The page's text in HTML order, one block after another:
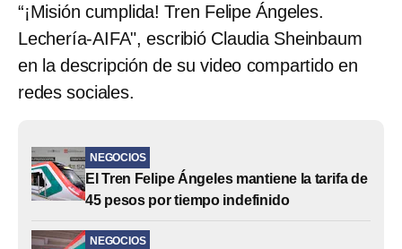
“¡Misión cumplida! Tren Felipe Ángeles.
Lechería-AIFA", escribió Claudia Sheinbaum
en la descripción de su video compartido en
redes sociales.
NEGOCIOS
El Tren Felipe Ángeles mantiene la tarifa de
45 pesos por tiempo indefinido
NEGOCIOS